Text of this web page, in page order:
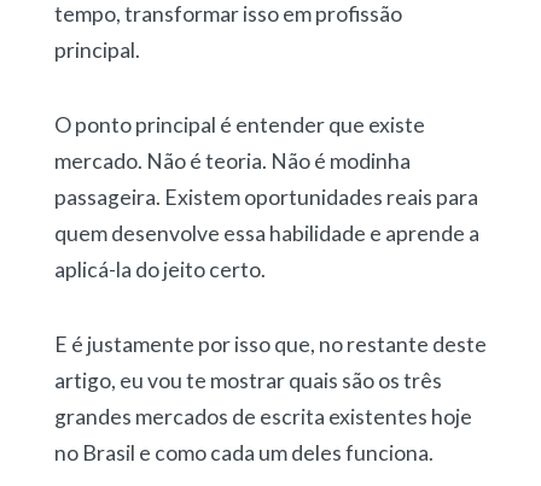
tempo, transformar isso em profissão
principal.
O ponto principal é entender que existe
mercado. Não é teoria. Não é modinha
passageira. Existem oportunidades reais para
quem desenvolve essa habilidade e aprende a
aplicá-la do jeito certo.
E é justamente por isso que, no restante deste
artigo, eu vou te mostrar quais são os três
grandes mercados de escrita existentes hoje
no Brasil e como cada um deles funciona.